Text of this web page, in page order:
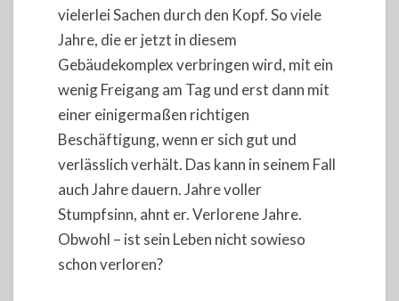
vielerlei Sachen durch den Kopf. So viele
Jahre, die er jetzt in diesem
Gebäudekomplex verbringen wird, mit ein
wenig Freigang am Tag und erst dann mit
einer einigermaßen richtigen
Beschäftigung, wenn er sich gut und
verlässlich verhält. Das kann in seinem Fall
auch Jahre dauern. Jahre voller
Stumpfsinn, ahnt er. Verlorene Jahre.
Obwohl – ist sein Leben nicht sowieso
schon verloren?